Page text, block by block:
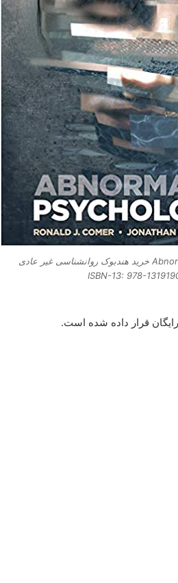
دانلود کتاب Abnormal Psychology خرید هندبوک روانشناسی غیر عادی
ISBN-13: 978-
قرار داده شده است.